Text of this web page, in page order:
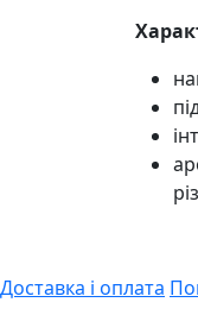
Доставка і оплата